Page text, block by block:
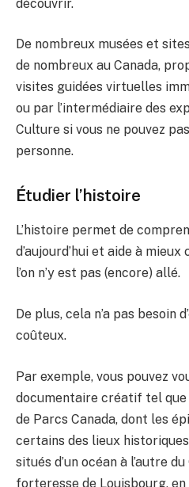
découvrir.
De nombreux musées et
de nombreux au Canada,
visites guidées virtuelles
ou par l’intermédiaire des
Culture si vous ne pouvez
personne.
Étudier l’histoire
L’histoire permet de
d’aujourd’hui et aide à
l’on n’y est pas (encore) allé.
De plus, cela n’a pas besoin
coûteux.
Par exemple, vous pouvez
documentaire créatif tel
de Parcs Canada, dont les
certains des lieux
situés d’un océan à l’autre
forteresse de Louisbourg,